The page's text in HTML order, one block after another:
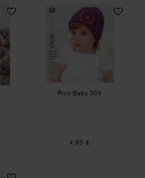
022 Rico Baby 009
Rico Baby 009
4,95 €
Baby-Jacke mit Krone